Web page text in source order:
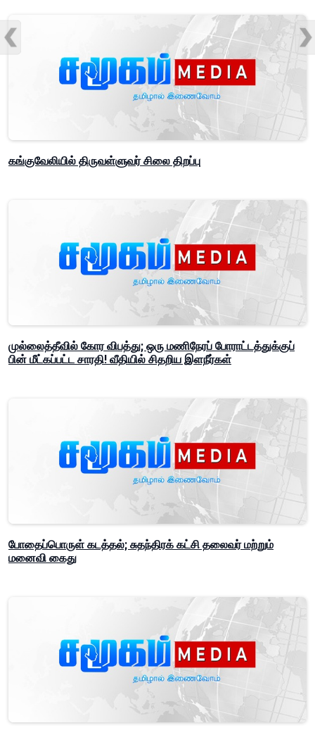
கங்குவேலியில் திருவள்ளுவர் சிலை திறப்பு
முல்லைத்தீவில் கோர விபத்து; ஒரு மணிநேரப் போராட்டத்துக்குப்
பின் மீட்கப்பட்ட சாரதி! வீதியில் சிதறிய இளநீர்கள்
போதைப்பொருள் கடத்தல்; சுதந்திரக் கட்சி தலைவர் மற்றும்
மனைவி கைது